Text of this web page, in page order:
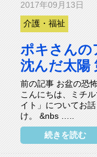
2017年09月13日
介護・福祉
ポキさんの
沈んだ太陽
前の記事 お盆の恐
こんにちは、ミチ
イト」についてお
け。 &nbs …..
続きを読む